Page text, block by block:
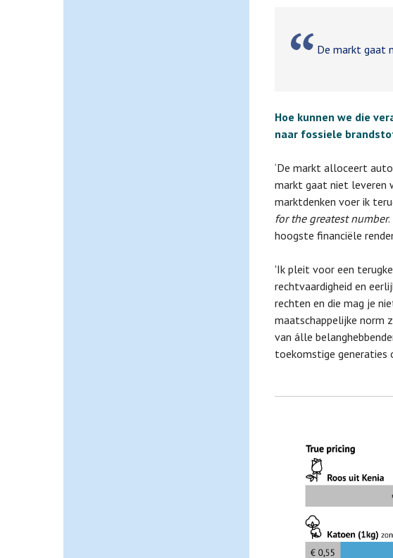
De markt gaat
Hoe kunnen we die
naar fossiele
‘De markt alloceert
markt gaat niet leveren
marktdenken voer ik
for the greatest number
hoogste financiële
'Ik pleit voor een
rechtvaardigheid en
rechten en die mag je
maatschappelijke norm
van álle
toekomstige generaties